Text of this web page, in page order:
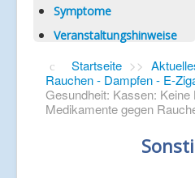
Symptome
Veranstaltungshinweise
Startseite >>
Rauchen - Dampfen - E-
Gesundheit: Kassen:
Medikamente gegen